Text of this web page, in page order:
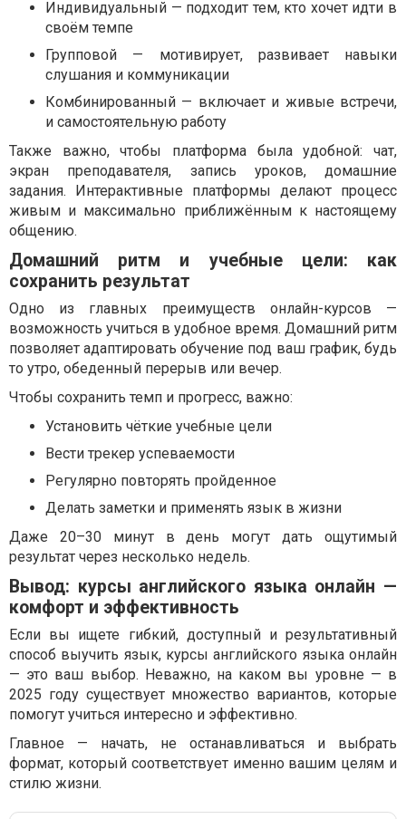
Индивидуальный — подходит тем, кто хочет идти в
своём темпе
Групповой — мотивирует, развивает навыки
слушания и коммуникации
Комбинированный — включает и живые встречи,
и самостоятельную работу
Также важно, чтобы платформа была удобной: чат,
экран преподавателя, запись уроков, домашние
задания. Интерактивные платформы делают процесс
живым и максимально приближённым к настоящему
общению.
Домашний ритм и учебные цели: как
сохранить результат
Одно из главных преимуществ онлайн-курсов —
возможность учиться в удобное время. Домашний ритм
позволяет адаптировать обучение под ваш график, будь
то утро, обеденный перерыв или вечер.
Чтобы сохранить темп и прогресс, важно:
Установить чёткие учебные цели
Вести трекер успеваемости
Регулярно повторять пройденное
Делать заметки и применять язык в жизни
Даже 20–30 минут в день могут дать ощутимый
результат через несколько недель.
Вывод: курсы английского языка онлайн —
комфорт и эффективность
Если вы ищете гибкий, доступный и результативный
способ выучить язык, курсы английского языка онлайн
— это ваш выбор. Неважно, на каком вы уровне — в
2025 году существует множество вариантов, которые
помогут учиться интересно и эффективно.
Главное — начать, не останавливаться и выбрать
формат, который соответствует именно вашим целям и
стилю жизни.